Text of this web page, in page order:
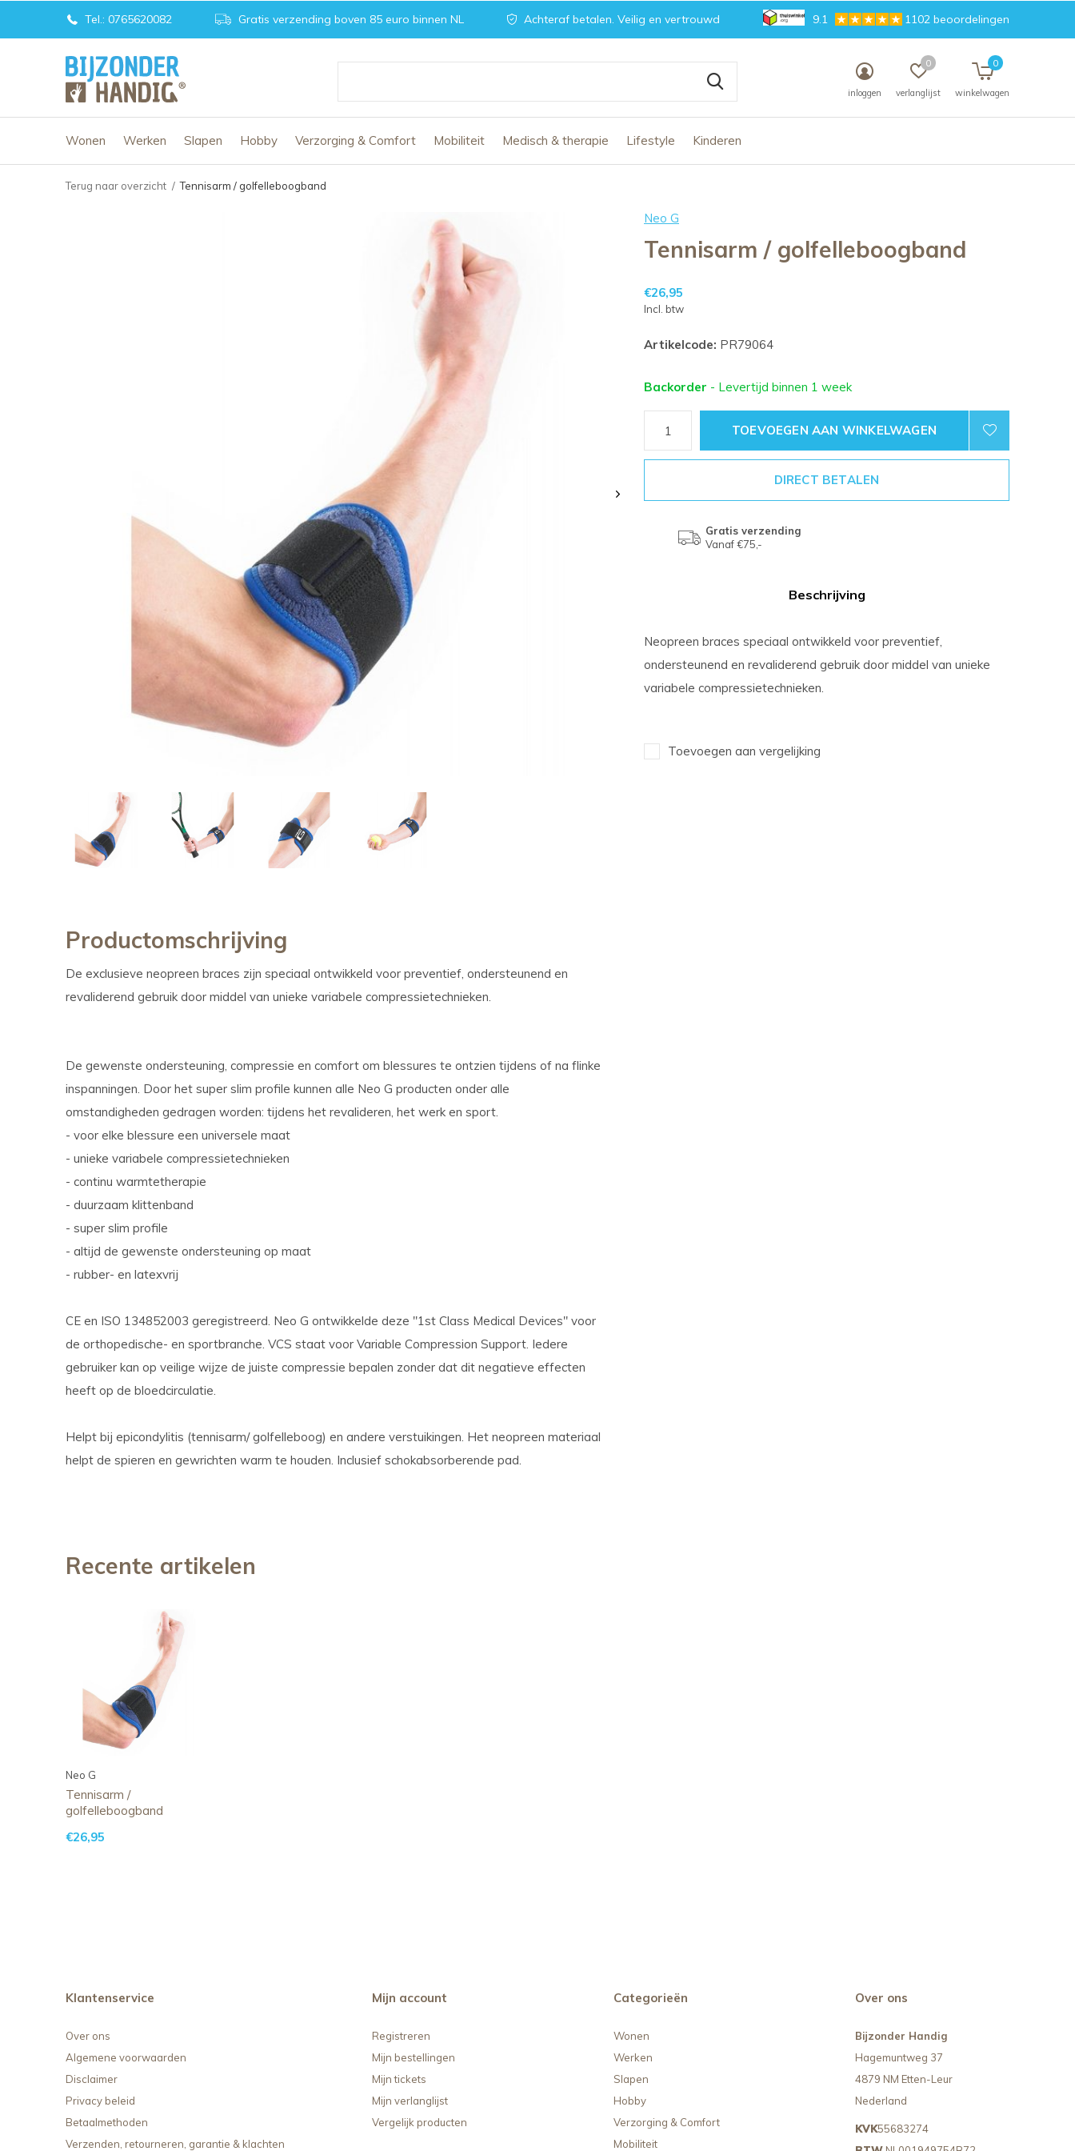
Wonen Werken Slapen Hobby Verzorging & Comfort Mobiliteit Medisch & therapie Lifestyle Kinderen
inloggen verlanglijst
0
winkelwagen
0
Tel.: 0765620082 Gratis verzending boven 85 euro binnen NL Achteraf betalen. Veilig en vertrouwd 9.1 1102 beoordelingen
Terug naar overzicht Tennisarm / golfelleboogband
Neo G
Tennisarm / golfelleboogband
€26,95
Incl. btw
Artikelcode: PR79064
Backorder - Levertijd binnen 1 week
TOEVOEGEN AAN WINKELWAGEN
DIRECT BETALEN
Gratis verzending
Vanaf €75,-
Beschrijving
Neopreen braces speciaal ontwikkeld voor preventief,
ondersteunend en revaliderend gebruik door middel van unieke
variabele compressietechnieken.
Toevoegen aan vergelijking
Productomschrijving
De exclusieve neopreen braces zijn speciaal ontwikkeld voor preventief, ondersteunend en
revaliderend gebruik door middel van unieke variabele compressietechnieken.
De gewenste ondersteuning, compressie en comfort om blessures te ontzien tijdens of na flinke
inspanningen. Door het super slim profile kunnen alle Neo G producten onder alle
omstandigheden gedragen worden: tijdens het revalideren, het werk en sport.
- voor elke blessure een universele maat
- unieke variabele compressietechnieken
- continu warmtetherapie
- duurzaam klittenband
- super slim profile
- altijd de gewenste ondersteuning op maat
- rubber- en latexvrij
CE en ISO 134852003 geregistreerd. Neo G ontwikkelde deze "1st Class Medical Devices" voor
de orthopedische- en sportbranche. VCS staat voor Variable Compression Support. Iedere
gebruiker kan op veilige wijze de juiste compressie bepalen zonder dat dit negatieve effecten
heeft op de bloedcirculatie.
Helpt bij epicondylitis (tennisarm/ golfelleboog) en andere verstuikingen. Het neopreen materiaal
helpt de spieren en gewrichten warm te houden. Inclusief schokabsorberende pad.
Recente artikelen
Neo G
Tennisarm /
golfelleboogband
€26,95
Klantenservice
Over ons
Algemene voorwaarden
Disclaimer
Privacy beleid
Betaalmethoden
Verzenden, retourneren, garantie & klachten
Mijn account
Registreren
Mijn bestellingen
Mijn tickets
Mijn verlanglijst
Vergelijk producten
Categorieën
Wonen
Werken
Slapen
Hobby
Verzorging & Comfort
Mobiliteit
Over ons
Bijzonder Handig
Hagemuntweg 37
4879 NM Etten-Leur
Nederland
KVK55683274